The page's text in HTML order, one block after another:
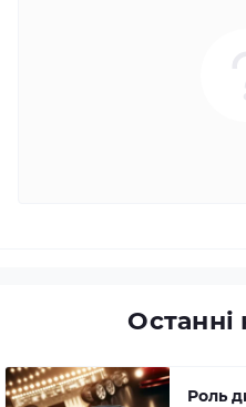
Останні
Роль